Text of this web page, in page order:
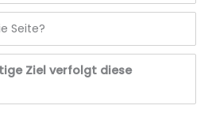
Seite?
Ziel verfolgt diese